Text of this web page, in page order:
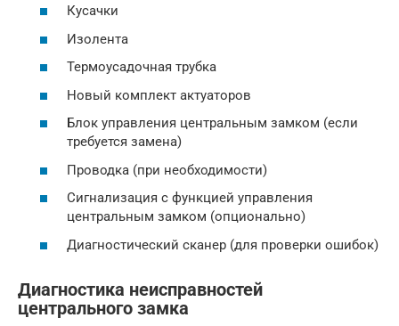
Кусачки
Изолента
Термоусадочная трубка
Новый комплект актуаторов
Блок управления центральным замком (если
требуется замена)
Проводка (при необходимости)
Сигнализация с функцией управления
центральным замком (опционально)
Диагностический сканер (для проверки ошибок)
Диагностика неисправностей
центрального замка